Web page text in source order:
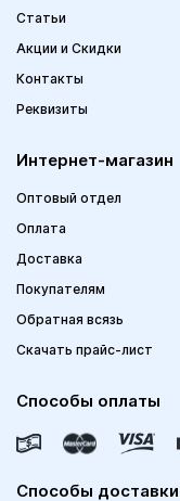
Статьи
Акции и Скидки
Контакты
Реквизиты
Интернет-магазин
Оптовый отдел
Оплата
Доставка
Покупателям
Обратная всязь
Скачать прайс-лист
Способы оплаты
Способы доставки